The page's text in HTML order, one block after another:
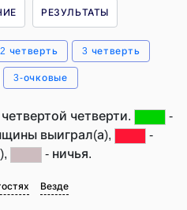
РЕЗУЛЬТАТЫ
2 четверть 3 четверть
3-очковые
четверти.
-
выиграл(а),
-
- ничья.
Везде